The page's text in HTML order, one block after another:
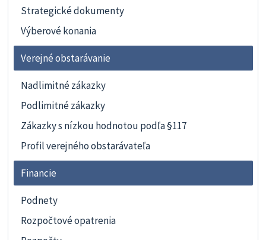
Strategické dokumenty
Výberové konania
Verejné obstarávanie
Nadlimitné zákazky
Podlimitné zákazky
Zákazky s nízkou hodnotou podľa §117
Profil verejného obstarávateľa
Financie
Podnety
Rozpočtové opatrenia